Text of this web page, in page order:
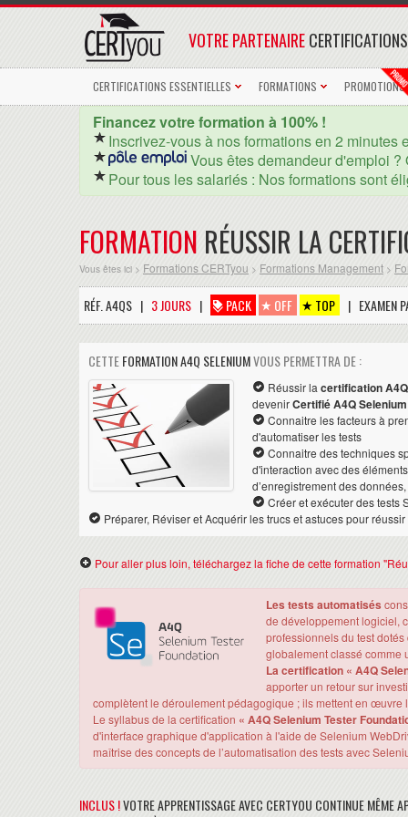
VOTRE PARTENAIRECERTIFICATIONS
CERTIFICATIONS ESSENTIELLES FORMATIONS PROMOTIONS
Financez votre formation à 100% !
Inscrivez-vous à nos formations en 2 minutes
Vous êtes demandeur d'emploi
Pour tous les salariés : Nos formations sont
FORMATION RÉUSSIR LA
Vous êtes ici > Formations CERTyou > Formations Management >
RÉF. A4QS | 3 JOURS | PACK OFF TOP | EXAMEN
CETTEFORMATION A4Q SELENIUMVOUS PERMETTRA DE :
Réussir la certification
devenirCertifié A4Q Selenium
Connaitre les facteurs à
d'automatiser les tests
Connaitre des techniques
d'interaction avec des
d’enregistrement des
Créer et exécuter des tests
Préparer, Réviser et Acquérir les trucs et astuces pour
Pour aller plus loin, téléchargez la fiche de cette formation
Les tests automatisés
de développement logiciel,
professionnels du test
globalement classé comme
La certification « A4Q
apporter un retour sur
complètent le déroulement pédagogique ; ils mettent en
Le syllabus de la certification « A4Q Selenium Tester
d'interface graphique d'application à l'aide de Selenium
maîtrise des concepts de l’automatisation des tests avec
INCLUS !VOTRE APPRENTISSAGE AVEC CERTYOU CONTINUE MÊME